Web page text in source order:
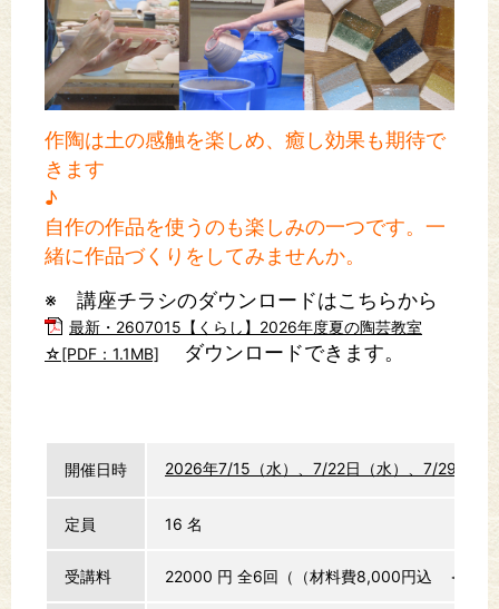
作陶は土の感触を楽しめ、癒し効果も期待で
きます
♪
自作の作品を使うのも楽しみの一つです。一
緒に作品づくりをしてみませんか。
※ 講座チラシのダウンロードはこちらから
最新・2607015【くらし】2026年度夏の陶芸教室
☆[PDF：1.1MB]
ダウンロードできます。
開催日時 2026年7/15（水）、7/22日（水）、7/29（
定員 16 名
受講料 22000 円 全6回（（材料費8,000円込 ＜陶土